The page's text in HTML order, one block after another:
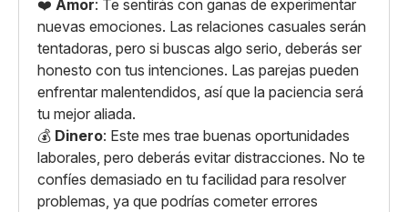
❤️ Amor: Te sentirás con ganas de experimentar
nuevas emociones. Las relaciones casuales serán
tentadoras, pero si buscas algo serio, deberás ser
honesto con tus intenciones. Las parejas pueden
enfrentar malentendidos, así que la paciencia será
tu mejor aliada.
💰 Dinero: Este mes trae buenas oportunidades
laborales, pero deberás evitar distracciones. No te
confíes demasiado en tu facilidad para resolver
problemas, ya que podrías cometer errores